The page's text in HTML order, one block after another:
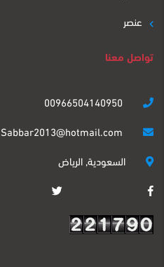
عنصر
تواصل معنا
السعودية, الرياض